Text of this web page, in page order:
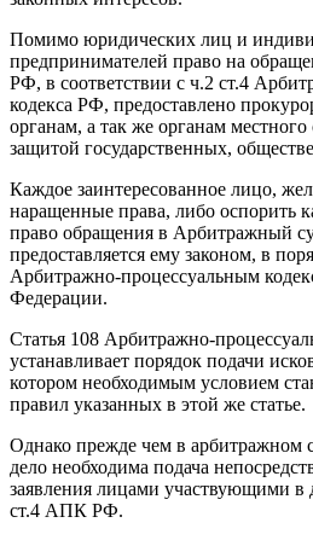
Помимо юридических лиц и
предпринимателей право на
РФ, в соответствии с ч.2 ст.4
кодекса РФ, предоставлено
органам, а так же органам местного
защитой государственных,
Каждое заинтересованное лицо,
наращенные права, либо оспорить
право обращения в Арбитражный
предоставляется ему законом, в
Арбитражно-процессуальным
Федерации.
Статья 108 Арбитражно-
устанавливает порядок подачи
котором необходимым условием
правил указанных в этой же статье.
Однако прежде чем в арбитражном
дело необходима подача
заявления лицами участвующими в
ст.4 АПК РФ.